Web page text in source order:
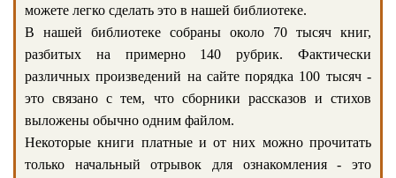
можете легко сделать это в нашей библиотеке.
В нашей библиотеке собраны около 70 тысяч книг,
разбитых на примерно 140 рубрик. Фактически
различных произведений на сайте порядка 100 тысяч -
это связано с тем, что сборники рассказов и стихов
выложены обычно одним файлом.
Некоторые книги платные и от них можно прочитать
только начальный отрывок для ознакомления - это